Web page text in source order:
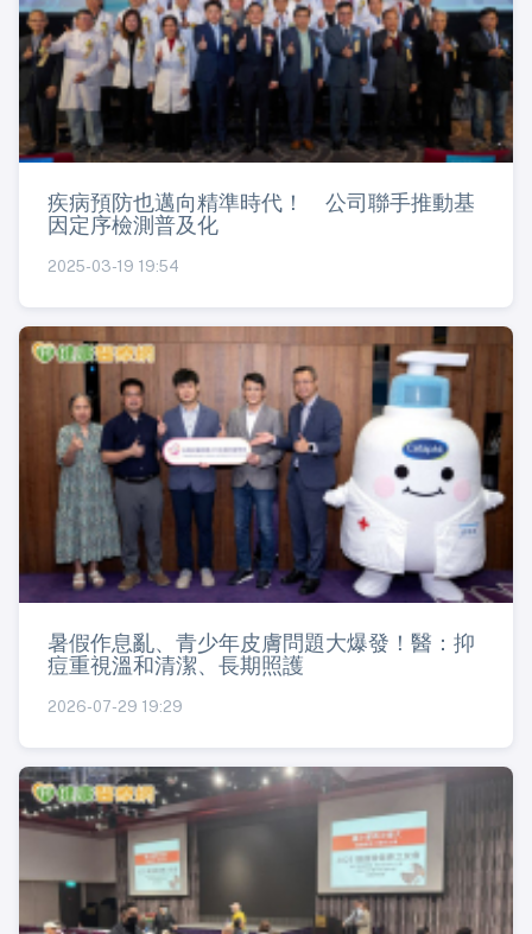
疾病預防也邁向精準時代！ 公司聯手推動基
因定序檢測普及化
2025-03-19 19:54
暑假作息亂、青少年皮膚問題大爆發！醫：抑
痘重視溫和清潔、長期照護
2026-07-29 19:29